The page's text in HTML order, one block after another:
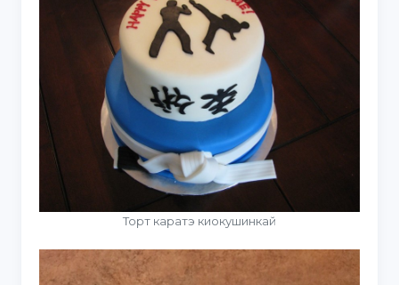
Торт каратэ киокушинкай